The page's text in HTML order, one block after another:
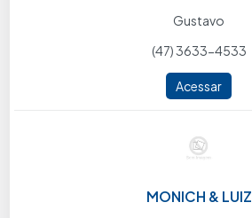
Gustavo
(47) 3633-4533
Acessar
MONICH & LUIZ